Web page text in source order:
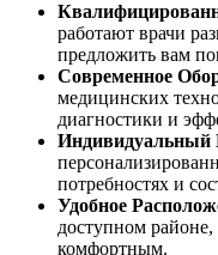
работают врачи
предложить вам
Современное
медицинских
диагностики и
Индивидуальный
потребностях и
Удобное
доступном районе,
комфортным.